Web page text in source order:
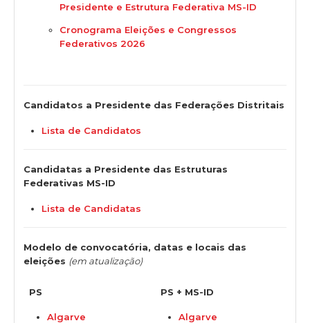
Presidente e Estrutura Federativa MS-ID
Cronograma Eleições e Congressos
Federativos 2026
Candidatos a Presidente das Federações Distritais
Lista de Candidatos
Candidatas a Presidente das Estruturas
Federativas MS-ID
Lista de Candidatas
Modelo de convocatória, datas e locais das
eleições (em atualização)
PS PS + MS-ID
Algarve Algarve